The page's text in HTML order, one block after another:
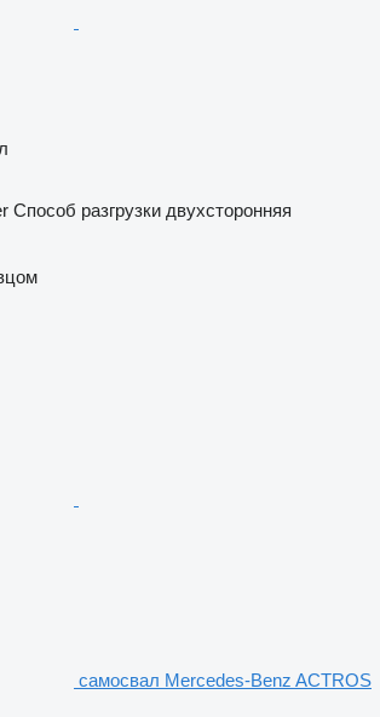
Способ разгрузки двухсторонняя
самосвал Mercedes-Benz ACTROS